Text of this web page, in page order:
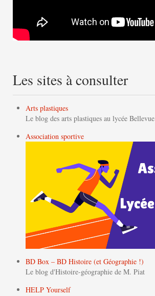
Les sites à consulter
Arts plastiques
Le blog des arts plastiques au lycée Bellevue
Association sportive
BD Box – BD Histoire (et Géographie !)
Le blog d'Histoire-géographie de M. Piat
HELP Yourself